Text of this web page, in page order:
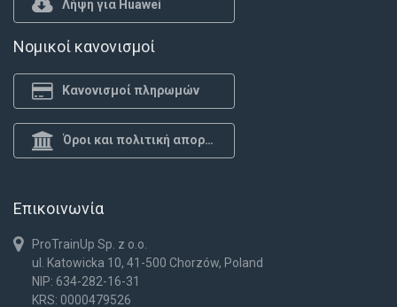
Λήψη για Huawei
Νομικοί κανονισμοί
Κανονισμοί πληρωμών
Όροι και πολιτική απορρήτου
Επικοινωνία
ProTrainUp Sp. z o.o.
ul. Katowicka 10, 41-500 Chorzów, Poland
NIP: 634-282-16-31
KRS: 0000479526